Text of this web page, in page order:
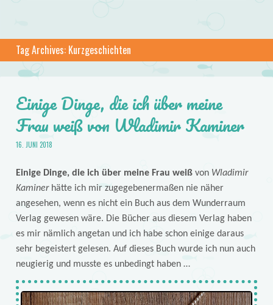
Tag Archives: Kurzgeschichten
Einige Dinge, die ich über meine
Frau weiß von Wladimir Kaminer
16. JUNI 2018
Einige Dinge, die ich über meine Frau weißvon Wladimir
Kaminerhätte ich mir zugegebenermaßen nie näher
angesehen, wenn es nicht ein Buch aus dem Wunderraum
Verlag gewesen wäre. Die Bücher aus diesem Verlag haben
es mir nämlich angetan und ich habe schon einige daraus
sehr begeistert gelesen. Auf dieses Buch wurde ich nun auch
neugierig und musste es unbedingt haben …